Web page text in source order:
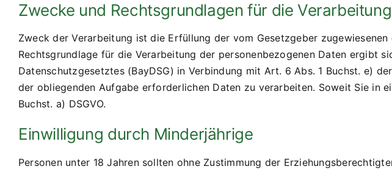
Zwecke und Rechtsgrundlagen für die
Zweck der Verarbeitung ist die Erfüllung der vom Gesetzgeber
Rechtsgrundlage für die Verarbeitung der personenbezogenen Daten ergibt
Datenschutzgesetztes (BayDSG) in Verbindung mit Art. 6 Abs. 1 Buchst. e)
der obliegenden Aufgabe erforderlichen Daten zu verarbeiten. Soweit Sie in
Buchst. a) DSGVO.
Einwilligung durch Minderjährige
Personen unter 18 Jahren sollten ohne Zustimmung der